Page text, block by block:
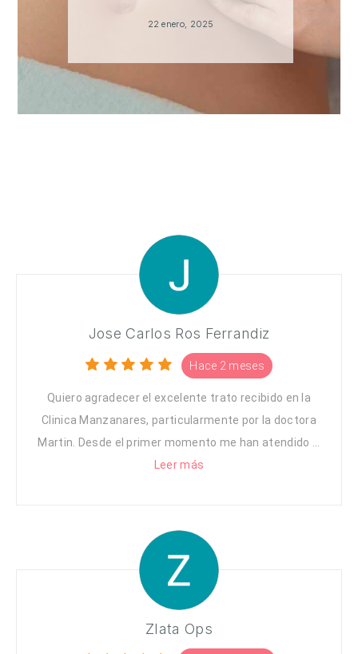
22 enero, 2025
Jose Carlos Ros Ferrandiz
Hace 2 meses
Quiero agradecer el excelente trato recibido en la
Clinica Manzanares, particularmente por la doctora
Martin. Desde el primer momento me han atendido ...
Leer más
Zlata Ops